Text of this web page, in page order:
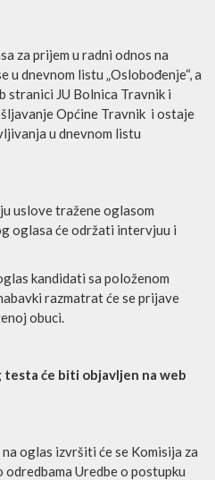
za prijem u radni odnos na
dnevnom listu „Oslobođenje“, a
stranici JU Bolnica Travnik i
Općine Travnik i ostaje
u dnevnom listu
uslove tražene oglasom
oglasa će održati intervjuu i
kandidati sa položenom
razmatrat će se prijave
obuci.
će biti objavljen na web
oglas izvršiti će se Komisija za
Uredbe o postupku